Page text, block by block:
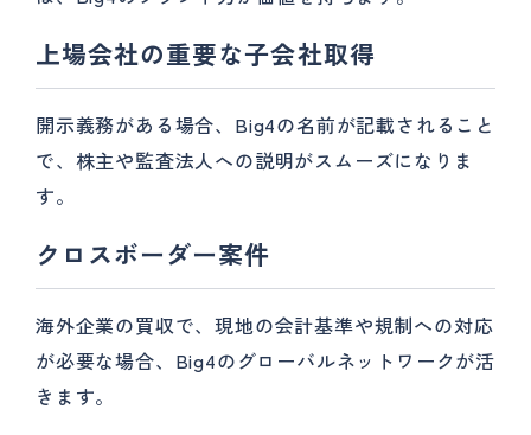
上場会社の重要な子会社取得
開示義務がある場合、Big4の名前が記載されること
で、株主や監査法人への説明がスムーズになりま
す。
クロスボーダー案件
海外企業の買収で、現地の会計基準や規制への対応
が必要な場合、Big4のグローバルネットワークが活
きます。